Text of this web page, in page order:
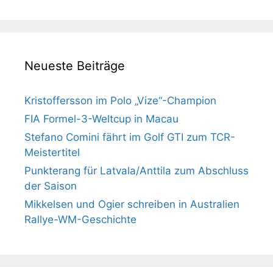
Neueste Beiträge
Kristoffersson im Polo „Vize“-Champion
FIA Formel-3-Weltcup in Macau
Stefano Comini fährt im Golf GTI zum TCR-
Meistertitel
Punkterang für Latvala/Anttila zum Abschluss
der Saison
Mikkelsen und Ogier schreiben in Australien
Rallye-WM-Geschichte